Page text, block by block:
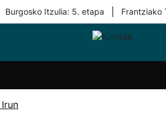
Burgosko Itzulia: 5. etapa Frantziako
Taldeak